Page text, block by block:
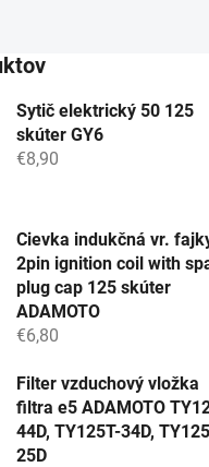
Sytič elektrický 50 125
skúter GY6
€8,90
Cievka indukčná vr.
2pin ignition coil with
plug cap 125 skúter
ADAMOTO
€6,80
Filter vzduchový vložka
filtra e5 ADAMOTO
44D, TY125T-34D,
25D